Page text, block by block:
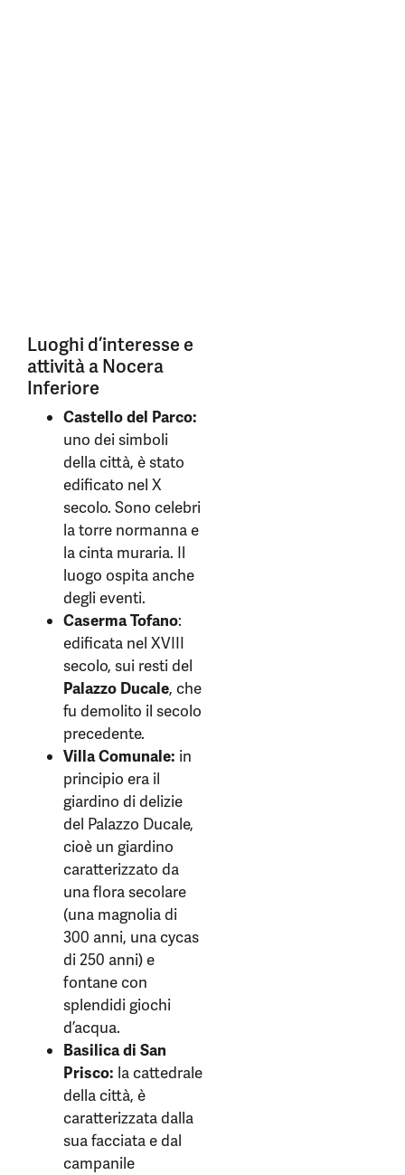
Luoghi d’interesse e
attività a Nocera
Inferiore
Castello del Parco:
uno dei simboli
della città, è stato
edificato nel X
secolo. Sono celebri
la torre normanna e
la cinta muraria. Il
luogo ospita anche
degli eventi.
Caserma Tofano:
edificata nel XVIII
secolo, sui resti del
Palazzo Ducale, che
fu demolito il secolo
precedente.
Villa Comunale: in
principio era il
giardino di delizie
del Palazzo Ducale,
cioè un giardino
caratterizzato da
una flora secolare
(una magnolia di
300 anni, una cycas
di 250 anni) e
fontane con
splendidi giochi
d’acqua.
Basilica di San
Prisco: la cattedrale
della città, è
caratterizzata dalla
sua facciata e dal
campanile